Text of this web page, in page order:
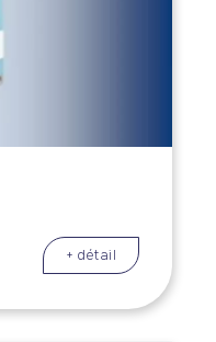
+ détail